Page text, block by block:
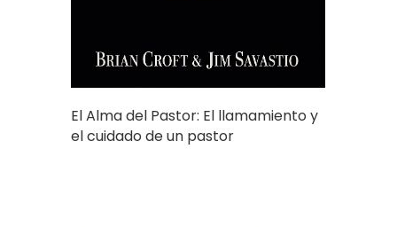
El Alma del Pastor: El llamamiento y
el cuidado de un pastor